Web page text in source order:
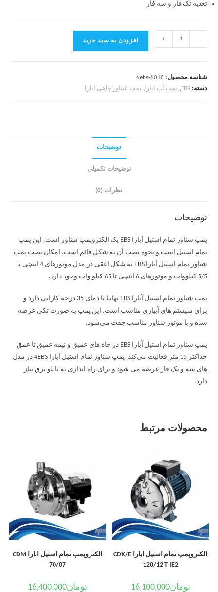
تغذیهتک فاز و سه فاز
-
+ افزودن به سبد خرید
شناسه محصول:6ebs-6010
دسته:EBS
, پمپ آب ابارا, پمپ شناور چاهی ابارا
توضیحات
توضیحات تکمیلی
نظرات (0)
توضیحات
پمپ شناور تمام استیل آبارا EBS یک الکتروپمپ شناور است. این پمپ
تمام استیل است و نحوه نصب آن به شکل قائم است. امکان نصب پمپ
شناور تمام استیل آبارا EBS به شکل اغقی در مدل موتورهای 4 اینچی تا
5/5 کیلووات و موتورهای 6 اینچی تا 65 کیلو وات وجود دارد.
پمپ شناور تمام استیل آبارا EBS نهایتا تا دمای 35 درجه کارایی دارد و
برای سیستم های آبیاری مناسب است. این پمپ به صورت تکی عرضه
شده و با موتور شناور مناسب جفت می‌شود.
پمپ شناور تمام استیل آبارا EBS در چاه های عمیق و نیمه عمیق تا عمق
حداکتر 15 متر فعالیت می‌کند. پمپ شناور تمام استیل آبارا 4EBS در مدل
های سه و تک فاز عرضه می شود و برای راه اندازی به تابلو برق نیاز
دارد.
محصولات مرتبط
الکتروپمپ تمام استیل ابارا CDX/E
120/12 T IE2
تومان16,100,000
الکتروپمپ تمام استیل ابارا CDM
70/07
تومان16,400,000